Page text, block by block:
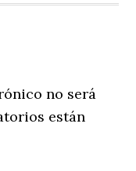
no será
están